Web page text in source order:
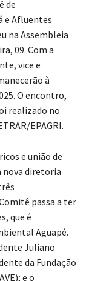
de
e Afluentes
na Assembleia
09. Com a
vice e
à
O encontro,
realizado no
EPAGRI.
e união de
nova diretoria
passa a ter
que é
Aguapé.
Juliano
da Fundação
e o